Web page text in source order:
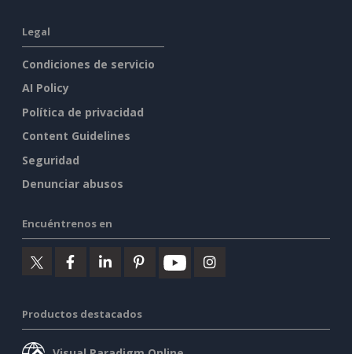
Legal
Condiciones de servicio
AI Policy
Política de privacidad
Content Guidelines
Seguridad
Denunciar abusos
Encuéntrenos en
Productos destacados